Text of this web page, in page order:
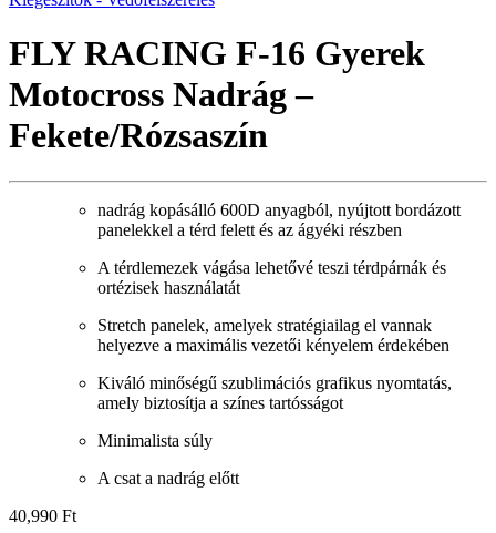
FLY RACING F-16 Gyerek
Motocross Nadrág –
Fekete/Rózsaszín
nadrág kopásálló 600D anyagból, nyújtott bordázott
panelekkel a térd felett és az ágyéki részben
A térdlemezek vágása lehetővé teszi térdpárnák és
ortézisek használatát
Stretch panelek, amelyek stratégiailag el vannak
helyezve a maximális vezetői kényelem érdekében
Kiváló minőségű szublimációs grafikus nyomtatás,
amely biztosítja a színes tartósságot
Minimalista súly
A csat a nadrág előtt
40,990 Ft